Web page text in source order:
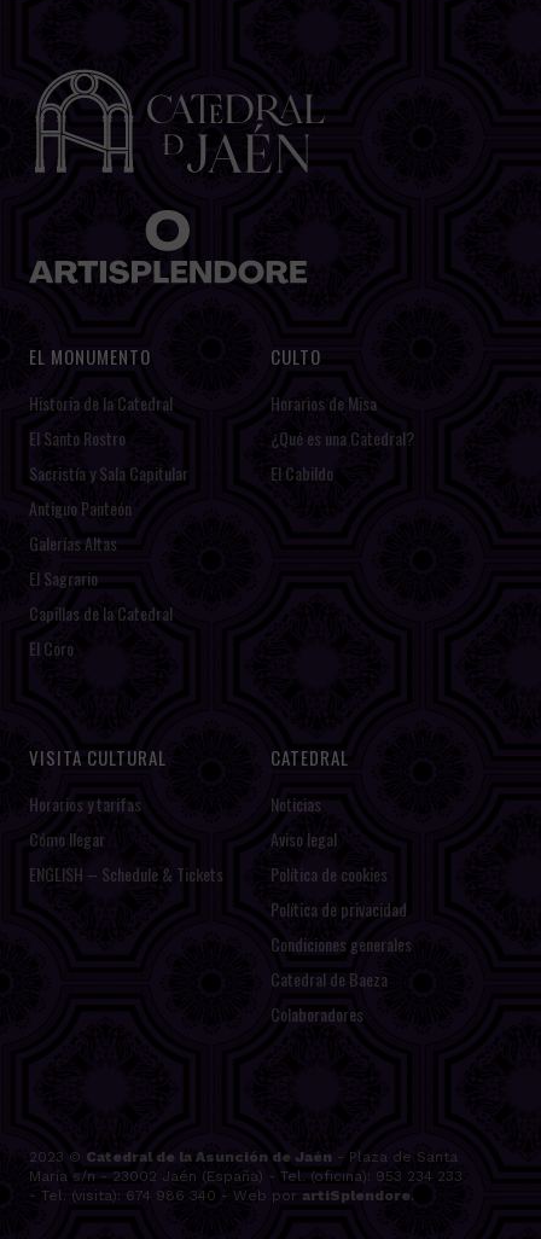
EL MONUMENTO
Historia de la Catedral
El Santo Rostro
Sacristía y Sala Capitular
Antiguo Panteón
Galerías Altas
El Sagrario
Capillas de la Catedral
El Coro
CULTO
Horarios de Misa
¿Qué es una Catedral?
El Cabildo
VISITA CULTURAL
Horarios y tarifas
Cómo llegar
ENGLISH – Schedule & Tickets
CATEDRAL
Noticias
Aviso legal
Política de cookies
Política de privacidad
Condiciones generales
Catedral de Baeza
Colaboradores
2023 © Catedral de la Asunción de Jaén - Plaza de Santa
María s/n - 23002 Jaén (España) - Tel. (oficina): 953 234 233
- Tel. (visita): 674 986 340 - Web por artiSplendore